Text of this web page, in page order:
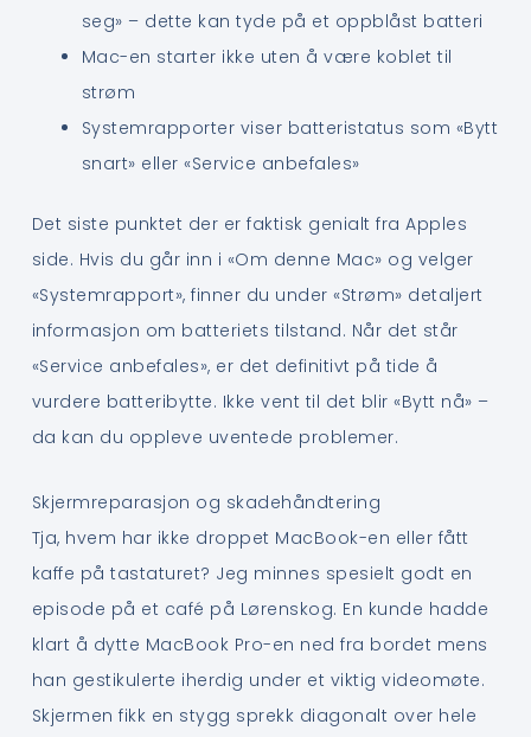
seg» – dette kan tyde på et oppblåst batteri
Mac-en starter ikke uten å være koblet til
strøm
Systemrapporter viser batteristatus som «Bytt
snart» eller «Service anbefales»
Det siste punktet der er faktisk genialt fra Apples
side. Hvis du går inn i «Om denne Mac» og velger
«Systemrapport», finner du under «Strøm» detaljert
informasjon om batteriets tilstand. Når det står
«Service anbefales», er det definitivt på tide å
vurdere batteribytte. Ikke vent til det blir «Bytt nå» –
da kan du oppleve uventede problemer.
Skjermreparasjon og skadehåndtering
Tja, hvem har ikke droppet MacBook-en eller fått
kaffe på tastaturet? Jeg minnes spesielt godt en
episode på et café på Lørenskog. En kunde hadde
klart å dytte MacBook Pro-en ned fra bordet mens
han gestikulerte iherdig under et viktig videomøte.
Skjermen fikk en stygg sprekk diagonalt over hele